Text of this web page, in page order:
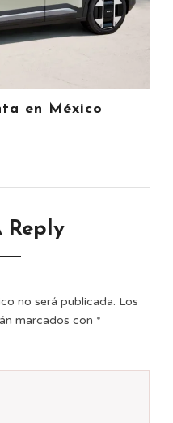
en México
Reply
no será publicada. Los
marcados con *